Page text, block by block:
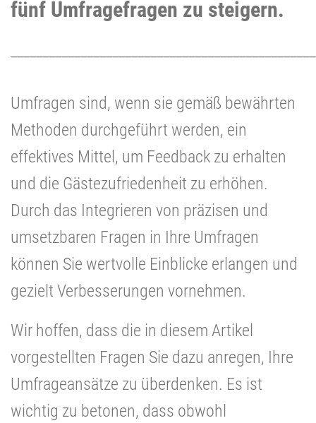
fünf Umfragefragen zu steigern.
Umfragen sind, wenn sie gemäß bewährten
Methoden durchgeführt werden, ein
effektives Mittel, um Feedback zu erhalten
und die Gästezufriedenheit zu erhöhen.
Durch das Integrieren von präzisen und
umsetzbaren Fragen in Ihre Umfragen
können Sie wertvolle Einblicke erlangen und
gezielt Verbesserungen vornehmen.
Wir hoffen, dass die in diesem Artikel
vorgestellten Fragen Sie dazu anregen, Ihre
Umfrageansätze zu überdenken. Es ist
wichtig zu betonen, dass obwohl